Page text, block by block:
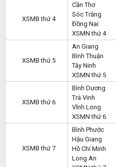
XSMB thứ 4
Cần Thơ
Sóc Trăng
Đồng Nai
XSMN thứ 4
XSMB thứ 5
An Giang
Bình Thuận
Tây Ninh
XSMN thứ 5
XSMB thứ 6
Bình Dương
Trà Vinh
Vĩnh Long
XSMN thứ 6
XSMB thứ 7
Bình Phước
Hậu Giang
Hồ Chí Minh
Long An